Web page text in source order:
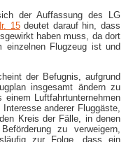
der Auffassung des LG
15deutet darauf hin, dass
haben muss, da dort
einzelnen Flugzeug ist und
der Befugnis, aufgrund
insgesamt ändern zu
Luftfahrtunternehmen
anderer Fluggäste,
Kreis der Fälle, in denen
zu verweigern,
zur Folge, dass ein